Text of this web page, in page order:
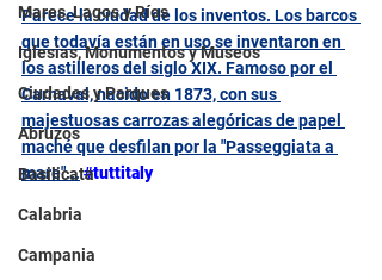
Mares, Lagos y Ríos
Iglesias, Monumentos y Museos
Ciudades y Parques
Abruzos
Basilicata
Calabria
Campania
Parece la ciudad de los inventos. Los barcos
que todavía están en uso se inventaron en
los astilleros del siglo XIX. Famoso por el
Carnaval, nacido en 1873, con sus
majestuosas carrozas alegóricas de papel
maché que desfilan por la "Passeggiata a
mare"...#tuttitaly